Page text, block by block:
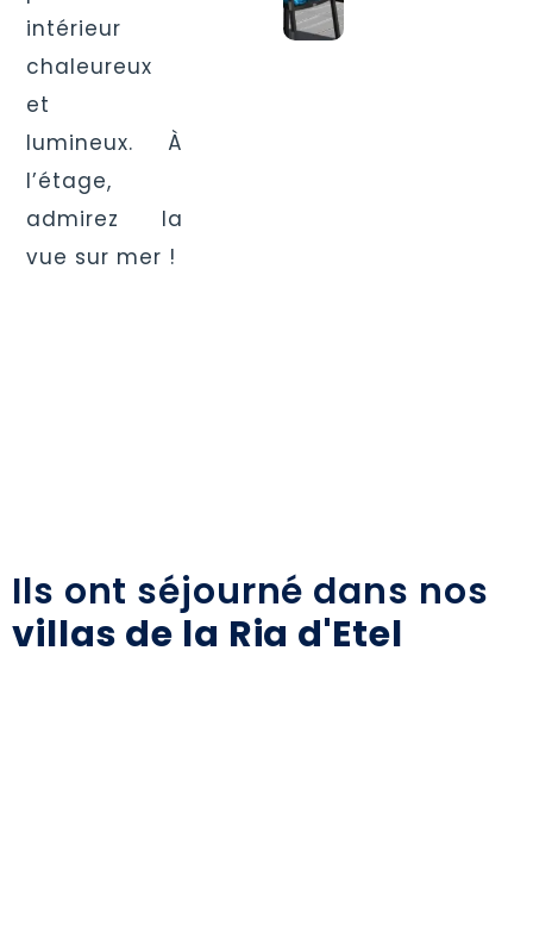
intérieur
chaleureux
et
lumineux. À
l’étage,
admirez la
vue sur mer !
Ils ont séjourné dans nos
villas de la Ria d'Etel